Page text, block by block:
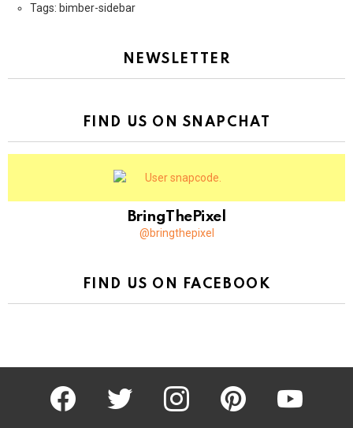
Tags: bimber-sidebar
NEWSLETTER
FIND US ON SNAPCHAT
BringThePixel
@bringthepixel
FIND US ON FACEBOOK
facebook twitter instagram pinterest youtube